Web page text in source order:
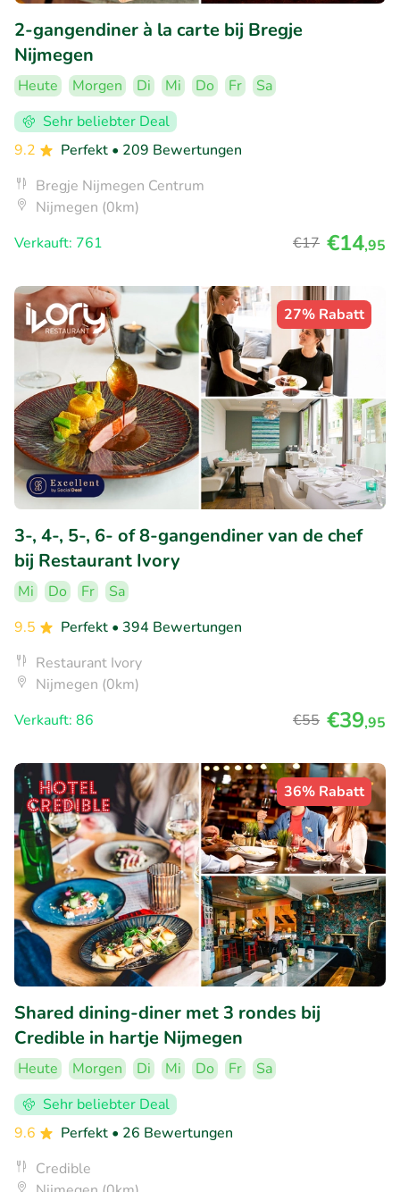
2-gangendiner à la carte bij Bregje
Nijmegen
Heute Morgen Di Mi Do Fr
Sa
Sehr beliebter Deal
9.2
Perfekt • 209 Bewertungen
Bregje Nijmegen Centrum
Nijmegen (0km)
Verkauft: 761
€17 €14,95
27% Rabatt
3-, 4-, 5-, 6- of 8-gangendiner van de chef
bij Restaurant Ivory
Mi Do Fr
Sa
9.5
Perfekt • 394 Bewertungen
Restaurant Ivory
Nijmegen (0km)
Verkauft: 86
€55 €39,95
36% Rabatt
Shared dining-diner met 3 rondes bij
Credible in hartje Nijmegen
Heute Morgen Di Mi Do Fr
Sa
Sehr beliebter Deal
9.6
Perfekt • 26 Bewertungen
Credible